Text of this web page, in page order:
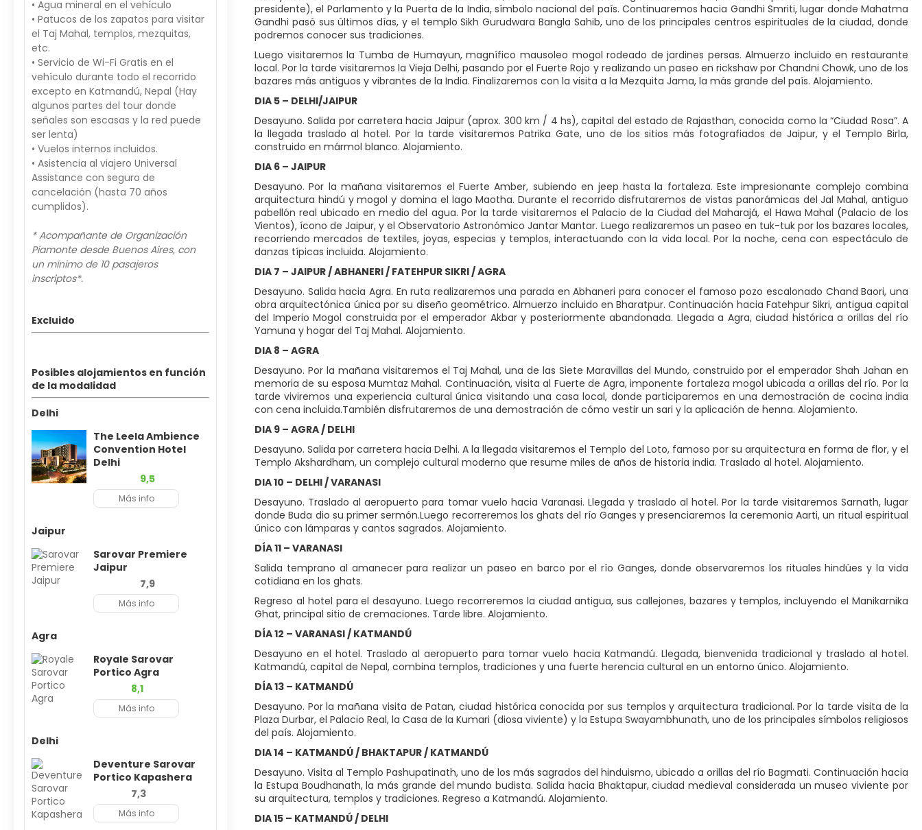
presidente), el Parlamento y la Puerta de la India, símbolo nacional del país. Continuaremos hacia Gandhi Smriti, lugar donde Mahatma
Gandhi pasó sus últimos días, y el templo Sikh Gurudwara Bangla Sahib, uno de los principales centros espirituales de la ciudad, donde
podremos conocer sus tradiciones.
Luego visitaremos la Tumba de Humayun, magnífico mausoleo mogol rodeado de jardines persas. Almuerzo incluido en restaurante
local. Por la tarde visitaremos la Vieja Delhi, pasando por el Fuerte Rojo y realizando un paseo en rickshaw por Chandni Chowk, uno de los
bazares más antiguos y vibrantes de la India. Finalizaremos con la visita a la Mezquita Jama, la más grande del país. Alojamiento.
DIA 5 – DELHI/JAIPUR
Desayuno. Salida por carretera hacia Jaipur (aprox. 300 km / 4 hs), capital del estado de Rajasthan, conocida como la “Ciudad Rosa”. A
la llegada traslado al hotel. Por la tarde visitaremos Patrika Gate, uno de los sitios más fotografiados de Jaipur, y el Templo Birla,
construido en mármol blanco. Alojamiento.
DIA 6 – JAIPUR
Desayuno. Por la mañana visitaremos el Fuerte Amber, subiendo en jeep hasta la fortaleza. Este impresionante complejo combina
arquitectura hindú y mogol y domina el lago Maotha. Durante el recorrido disfrutaremos de vistas panorámicas del Jal Mahal, antiguo
pabellón real ubicado en medio del agua. Por la tarde visitaremos el Palacio de la Ciudad del Maharajá, el Hawa Mahal (Palacio de los
Vientos), ícono de Jaipur, y el Observatorio Astronómico Jantar Mantar. Luego realizaremos un paseo en tuk-tuk por los bazares locales,
recorriendo mercados de textiles, joyas, especias y templos, interactuando con la vida local. Por la noche, cena con espectáculo de
danzas típicas incluida. Alojamiento.
DIA 7 – JAIPUR / ABHANERI / FATEHPUR SIKRI / AGRA
Desayuno. Salida hacia Agra. En ruta realizaremos una parada en Abhaneri para conocer el famoso pozo escalonado Chand Baori, una
obra arquitectónica única por su diseño geométrico. Almuerzo incluido en Bharatpur. Continuación hacia Fatehpur Sikri, antigua capital
del Imperio Mogol construida por el emperador Akbar y posteriormente abandonada. Llegada a Agra, ciudad histórica a orillas del río
Yamuna y hogar del Taj Mahal. Alojamiento.
DIA 8 – AGRA
Desayuno. Por la mañana visitaremos el Taj Mahal, una de las Siete Maravillas del Mundo, construido por el emperador Shah Jahan en
memoria de su esposa Mumtaz Mahal. Continuación, visita al Fuerte de Agra, imponente fortaleza mogol ubicada a orillas del río. Por la
tarde viviremos una experiencia cultural única visitando una casa local, donde participaremos en una demostración de cocina india
con cena incluida.También disfrutaremos de una demostración de cómo vestir un sari y la aplicación de henna. Alojamiento.
DIA 9 – AGRA / DELHI
Desayuno. Salida por carretera hacia Delhi. A la llegada visitaremos el Templo del Loto, famoso por su arquitectura en forma de flor, y el
Templo Akshardham, un complejo cultural moderno que resume miles de años de historia india. Traslado al hotel. Alojamiento.
DIA 10 – DELHI / VARANASI
Desayuno. Traslado al aeropuerto para tomar vuelo hacia Varanasi. Llegada y traslado al hotel. Por la tarde visitaremos Sarnath, lugar
donde Buda dio su primer sermón.Luego recorreremos los ghats del río Ganges y presenciaremos la ceremonia Aarti, un ritual espiritual
único con lámparas y cantos sagrados. Alojamiento.
DÍA 11 – VARANASI
Salida temprano al amanecer para realizar un paseo en barco por el río Ganges, donde observaremos los rituales hindúes y la vida
cotidiana en los ghats.
Regreso al hotel para el desayuno. Luego recorreremos la ciudad antigua, sus callejones, bazares y templos, incluyendo el Manikarnika
Ghat, principal sitio de cremaciones. Tarde libre. Alojamiento.
DÍA 12 – VARANASI / KATMANDÚ
Desayuno en el hotel. Traslado al aeropuerto para tomar vuelo hacia Katmandú. Llegada, bienvenida tradicional y traslado al hotel.
Katmandú, capital de Nepal, combina templos, tradiciones y una fuerte herencia cultural en un entorno único. Alojamiento.
DÍA 13 – KATMANDÚ
Desayuno. Por la mañana visita de Patan, ciudad histórica conocida por sus templos y arquitectura tradicional. Por la tarde visita de la
Plaza Durbar, el Palacio Real, la Casa de la Kumari (diosa viviente) y la Estupa Swayambhunath, uno de los principales símbolos religiosos
del país. Alojamiento.
DIA 14 – KATMANDÚ / BHAKTAPUR / KATMANDÚ
Desayuno. Visita al Templo Pashupatinath, uno de los más sagrados del hinduismo, ubicado a orillas del río Bagmati. Continuación hacia
la Estupa Boudhanath, la más grande del mundo budista. Salida hacia Bhaktapur, ciudad medieval considerada un museo viviente por
su arquitectura, templos y tradiciones. Regreso a Katmandú. Alojamiento.
DIA 15 – KATMANDÚ / DELHI
• Agua mineral en el vehículo
• Patucos de los zapatos para visitar
el Taj Mahal, templos, mezquitas,
etc.
• Servicio de Wi-Fi Gratis en el
vehículo durante todo el recorrido
excepto en Katmandú, Nepal (Hay
algunos partes del tour donde
señales son escasas y la red puede
ser lenta)
• Vuelos internos incluidos.
• Asistencia al viajero Universal
Assistance con seguro de
cancelación (hasta 70 años
cumplidos).
* Acompañante de Organización
Piamonte desde Buenos Aires, con
un mínimo de 10 pasajeros
inscriptos*.
Excluido
Posibles alojamientos en función
de la modalidad
Delhi
The Leela Ambience
Convention Hotel
Delhi
9,5
Más info
Jaipur
Sarovar Premiere
Jaipur
7,9
Más info
Agra
Royale Sarovar
Portico Agra
8,1
Más info
Delhi
Deventure Sarovar
Portico Kapashera
7,3
Más info